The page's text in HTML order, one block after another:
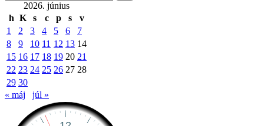
2026. június
h K s c p s
v
1
2 3 4 5 6
7
8
9 10 11 12 13 14
15 16 17 18 19 20 21
22 23 24 25 26 27 28
29 30
« máj
júl »